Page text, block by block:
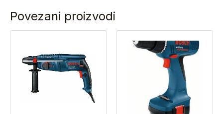
Povezani proizvodi